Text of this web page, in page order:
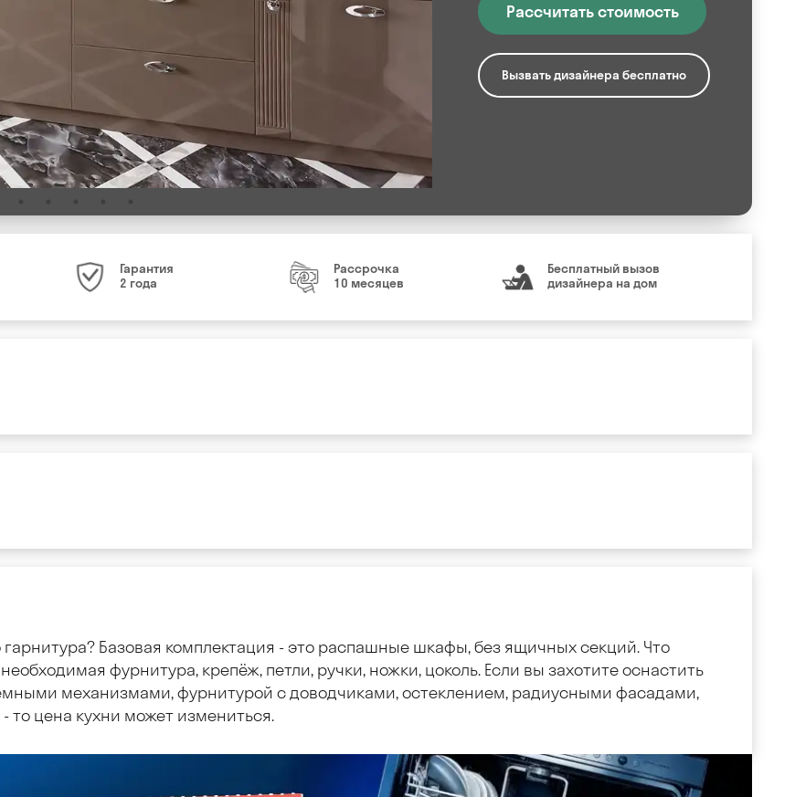
Рассчитать стоимость
Вызвать дизайнера бесплатно
Гарантия
2 года
Рассрочка
10 месяцев
Бесплатный вызов
дизайнера на дом
гарнитура? Базовая комплектация - это распашные шкафы, без ящичных секций. Что
фурнитура, крепёж, петли, ручки, ножки, цоколь. Если вы захотите оснастить
механизмами, фурнитурой с доводчиками, остеклением, радиусными фасадами,
то цена кухни может измениться.